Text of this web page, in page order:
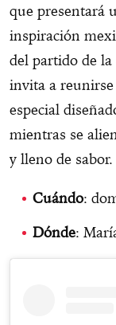
que presentará
inspiración
del partido de
invita a
especial
mientras se
y lleno de sabor.
Cuándo:
Dónde: